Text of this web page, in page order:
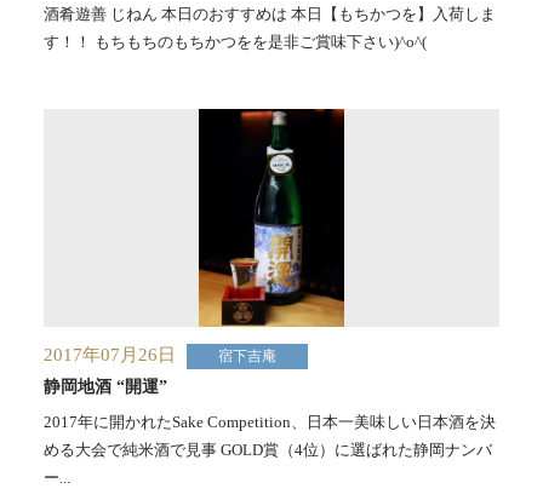
酒肴遊善 じねん 本日のおすすめは 本日【もちかつを】入荷しま
す！！ もちもちのもちかつをを是非ご賞味下さい)^o^(
2017年07月26日 宿下吉庵
静岡地酒 “開運”
2017年に開かれたSake Competition、日本一美味しい日本酒を決
める大会で純米酒で見事 GOLD賞（4位）に選ばれた静岡ナンバ
ー...